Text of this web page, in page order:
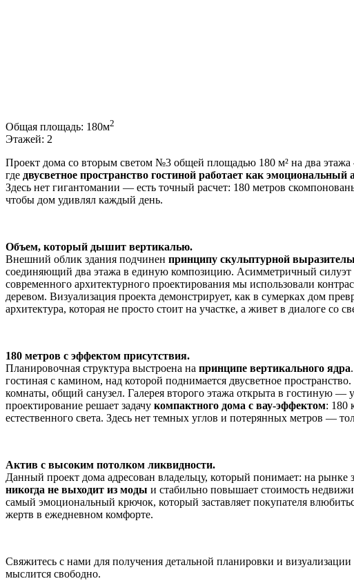
Общая площадь: 180м2
Этажей: 2
Проект дома со вторым светом №3 общей площадью 180 м² на два этажа
где двусветное пространство гостиной работает как эмоциональный
Здесь нет гигантомании — есть точный расчет: 180 метров
чтобы дом удивлял каждый день.
Объем, который дышит вертикалью.
Внешний облик здания подчинен принципу скульптурной
соединяющий два этажа в единую композицию. Асимметричный силуэт
современного архитектурного проектирования мы использовали
деревом. Визуализация проекта демонстрирует, как в сумерках дом
архитектура, которая не просто стоит на участке, а живет в диалоге со
180 метров с эффектом присутствия.
Планировочная структура выстроена на принципе вертикального ядра
гостиная с камином, над которой поднимается двусветное
комнаты, общий санузел. Галерея второго этажа открыта в гостиную
проектирование решает задачу компактного дома с вау-эффектом: 180
естественного света. Здесь нет темных углов и потерянных метров —
Актив с высоким потолком ликвидности.
Данный проект дома адресован владельцу, который понимает: на
никогда не выходит из моды и стабильно повышает стоимость
самый эмоциональный крючок, который заставляет покупателя
жертв в ежедневном комфорте.
Свяжитесь с нами для получения детальной планировки и
мыслится свободно.